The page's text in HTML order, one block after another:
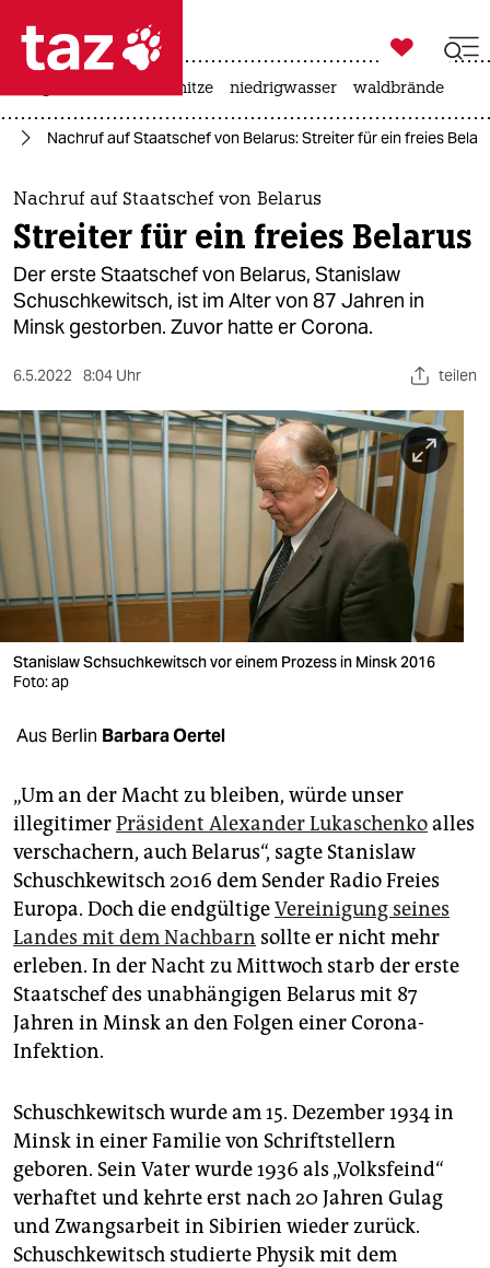
 taz zahl ich
taz zahl ich
themen
politik
öko
gesellschaft
sport
berlin
nord
wahrheit
verlag
verlag
veranstaltungen
fragen & hilfe
unterstützen
abo
genossenschaft
epaper login

taz zahl ich
hitze niedrigwasser waldbrände
Nachruf auf Staatschef von Belarus: Streiter für ein freies
Nachruf auf Staatschef von Belarus
Streiter für ein freies Belarus
Der erste Staatschef von Belarus, Stanislaw
Schuschkewitsch, ist im Alter von 87 Jahren in
Minsk gestorben. Zuvor hatte er Corona.
6.5.2022 8:04 Uhr teilen
Stanislaw Schsuchkewitsch vor einem Prozess in Minsk 2016
Foto: ap
Aus Berlin Barbara Oertel
„Um an der Macht zu bleiben, würde unser
illegitimerPräsident Alexander Lukaschenkoalles
verschachern, auch Belarus“, sagte Stanislaw
Schuschkewitsch 2016 dem Sender Radio Freies
Europa. Doch die endgültigeVereinigung seines
Landes mit dem Nachbarn sollte er nicht mehr
erleben. In der Nacht zu Mittwoch starb der erste
Staatschef des unabhängigen Belarus mit 87
Jahren in Minsk an den Folgen einer Corona-
Infektion.
Schuschkewitsch wurde am 15. Dezember 1934 in
Minsk in einer Familie von Schriftstellern
geboren. Sein Vater wurde 1936 als „Volksfeind“
verhaftet und kehrte erst nach 20 Jahren Gulag
und Zwangsarbeit in Sibirien wieder zurück.
Schuschkewitsch studierte Physik mit dem